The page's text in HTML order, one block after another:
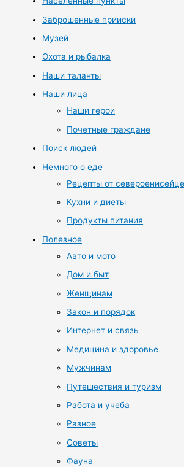
Заброшенные прииски
Музей
Охота и рыбалка
Наши таланты
Наши лица
Наши герои
Почетные граждане
Поиск людей
Немного о еде
Рецепты от
Кухни и диеты
Продукты питания
Полезное
Авто и мото
Дом и быт
Женщинам
Закон и порядок
Интернет и связь
Медицина и здоровье
Мужчинам
Путешествия и туризм
Работа и учеба
Разное
Советы
Фауна